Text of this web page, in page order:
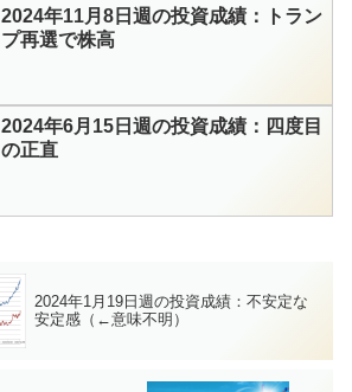
2024年11月8日週の投資成績：トラン
プ再選で株高
2024年6月15日週の投資成績：四度目
の正直
2024年1月19日週の投資成績：不安定な
安定感（←意味不明）